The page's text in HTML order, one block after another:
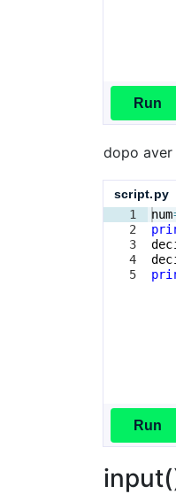
Run
dopo
script.py
1
2
3
4
5
num
Run